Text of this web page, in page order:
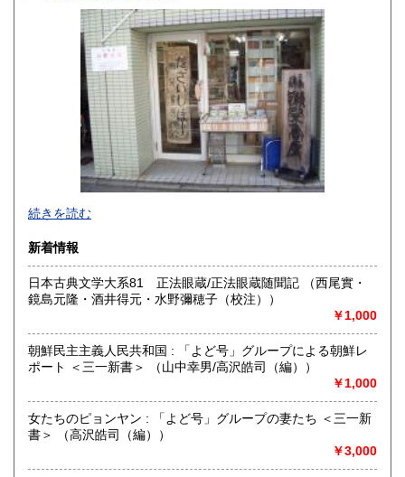
600円 長崎県
600円 大分県
600円 鹿児島県
600円
文学・哲学等人文書を幅広く発掘・提供していきたいと考え
ます。お近くの方は店舗の方にも是非お立ち寄り下さい。
沿線名：地下鉄烏丸線
最寄駅：今出川駅
営業時間：12:00〜19:00
定休日：火曜
書籍の買取について
-
取り扱い分野
哲学宗教、歴史、社会科学、国語国文、外国文学
続きを読む
新着情報
日本古典文学大系81 正法眼蔵/正法眼蔵随聞記 （西尾實・
鏡島元隆・酒井得元・水野彌穂子（校注））
￥1,000
朝鮮民主主義人民共和国 : 「よど号」グループによる朝鮮レ
ポート ＜三一新書＞ （山中幸男/高沢皓司（編））
￥1,000
女たちのピョンヤン : 「よど号」グループの妻たち ＜三一新
書＞ （高沢皓司（編））
￥3,000